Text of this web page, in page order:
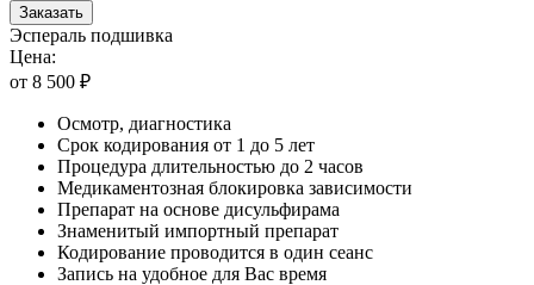
Заказать
Эспераль подшивка
Цена:
от 8 500 ₽
Осмотр, диагностика
Срок кодирования от 1 до 5 лет
Процедура длительностью до 2 часов
Медикаментозная блокировка зависимости
Препарат на основе дисульфирама
Знаменитый импортный препарат
Кодирование проводится в один сеанс
Запись на удобное для Вас время